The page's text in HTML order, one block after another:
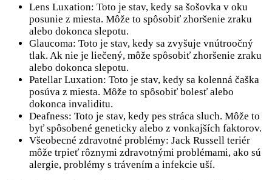
Lens Luxation: Toto je stav, kedy sa šošovka v oku
posunie z miesta. Môže to spôsobiť zhoršenie zraku
alebo dokonca slepotu.
Glaucoma: Toto je stav, kedy sa zvyšuje vnútroočný
tlak. Ak nie je liečený, môže spôsobiť zhoršenie zraku
alebo dokonca slepotu.
Patellar Luxation: Toto je stav, kedy sa kolenná čaška
posúva z miesta. Môže to spôsobiť bolesť alebo
dokonca invaliditu.
Deafness: Toto je stav, kedy pes stráca sluch. Môže to
byť spôsobené geneticky alebo z vonkajších faktorov.
Všeobecné zdravotné problémy: Jack Russell teriér
môže trpieť rôznymi zdravotnými problémami, ako sú
alergie, problémy s trávením a infekcie uší.